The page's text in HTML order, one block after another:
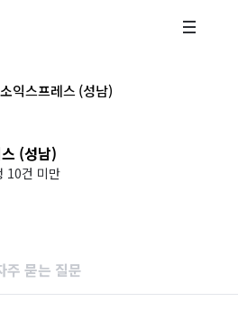
익스프레스 (성남)
(성남)
10건 미만
주 묻는 질문